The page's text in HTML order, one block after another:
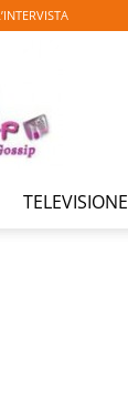
TELEVISIONE